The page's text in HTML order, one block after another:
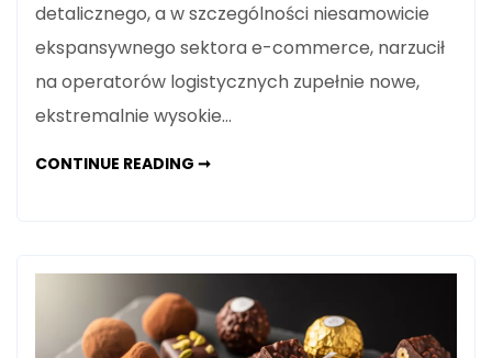
detalicznego, a w szczególności niesamowicie
ekspansywnego sektora e-commerce, narzucił
na operatorów logistycznych zupełnie nowe,
ekstremalnie wysokie…
CONTINUE READING ➞SZYBKA
FMCG:
ZARZĄDZANIE
NOŚNIKAMI
NAPĘDZA
SPRZEDAŻ